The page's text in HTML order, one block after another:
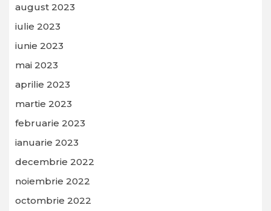
august 2023
iulie 2023
iunie 2023
mai 2023
aprilie 2023
martie 2023
februarie 2023
ianuarie 2023
decembrie 2022
noiembrie 2022
octombrie 2022